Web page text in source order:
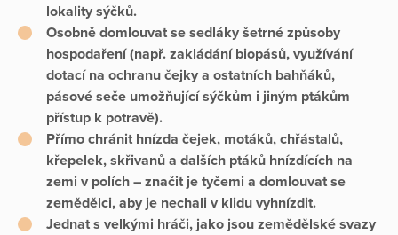
lokality sýčků.
Osobně domlouvat se sedláky šetrné způsoby
hospodaření (např. zakládání biopásů, využívání
dotací na ochranu čejky a ostatních bahňáků,
pásové seče umožňující sýčkům i jiným ptákům
přístup k potravě).
Přímo chránit hnízda čejek, motáků, chřástalů,
křepelek, skřivanů a dalších ptáků hnízdících na
zemi v polích – značit je tyčemi a domlouvat se
zemědělci, aby je nechali v klidu vyhnízdit.
Jednat s velkými hráči, jako jsou zemědělské svazy